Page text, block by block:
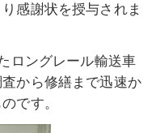
感謝状を授与されま
ロングレール輸送車
から修繕まで迅速か
です。